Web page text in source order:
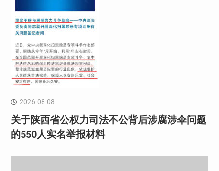
2026-08-08
关于陕西省公权力司法不公背后涉腐涉伞问题
的550人实名举报材料